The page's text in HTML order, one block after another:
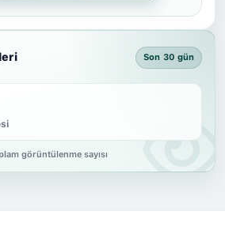
Son 30 gün
görüntülenme sayısı